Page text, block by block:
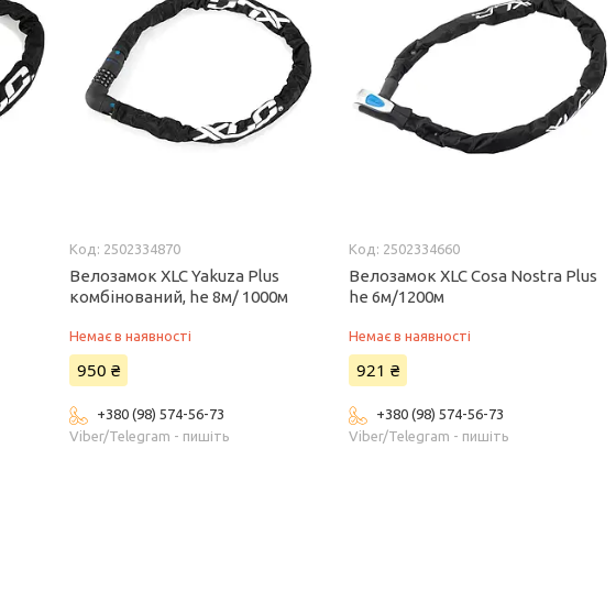
2502334870
Велозамок XLC Yakuza Plus
комбінований, he 8м/ 1000м
Немає в наявності
950 ₴
+380 (98) 574-56-73
Viber/Telegram - пишіть
2502334660
Велозамок XLC Cosa Nostra Plus
he 6м/1200м
Немає в наявності
921 ₴
+380 (98) 574-56-73
Viber/Telegram - пишіть